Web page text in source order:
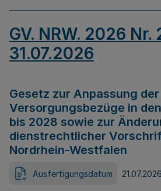
GV. NRW. 2026 Nr.
31.07.2026
Gesetz zur Anpassung
Versorgungsbezüge in
bis 2028 sowie zur
dienstrechtlicher
Nordrhein-Westfalen
Ausfertigungsdatum 21.07.2026